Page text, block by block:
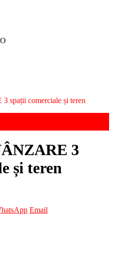
spații comerciale și teren
3
și teren
Email